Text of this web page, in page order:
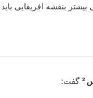
افریقایی باید از